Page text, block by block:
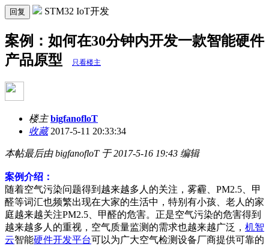
回复 STM32 IoT开发
案例：如何在30分钟内开发一款智能硬件
产品原型
只看楼主
楼主 bigfanofloT
收藏2017-5-11 20:33:34
本帖最后由 bigfanofloT 于 2017-5-16 19:43 编辑
案例介绍：
随着空气污染问题得到越来越多人的关注，雾霾、PM2.5、甲
醛等词汇也频繁出现在大家的生活中，特别有小孩、老人的家
庭越来越关注PM2.5、甲醛的危害。正是空气污染的危害得到
越来越多人的重视，空气质量监测的需求也越来越广泛， 机智
云智能硬件开发平台可以为广大空气检测设备厂商提供可靠的